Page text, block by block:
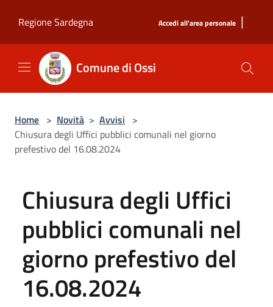
Regione Sardegna
Accedi all'area personale |
Comune di Ossi
Home > Novità > Avvisi >
Chiusura degli Uffici pubblici comunali nel giorno
prefestivo del 16.08.2024
Chiusura degli Uffici
pubblici comunali nel
giorno prefestivo del
16.08.2024